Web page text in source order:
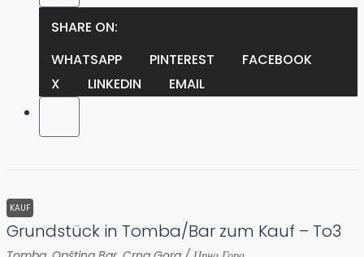
SHARE ON:
WHATSAPP
PINTEREST
FACEBOOK
X
LINKEDIN EMAIL
KAUF
Grundstück in Tomba/Bar zum Kauf – To3